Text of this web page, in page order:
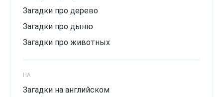
Загадки про дерево
Загадки про дыню
Загадки про животных
Загадки про лёд
Загадки про лето
НА
Загадки на английском